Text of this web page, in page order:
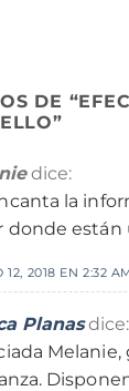
DE “
”
dice:
la
donde están
12, 2018 EN 2:32
Planas dice:
Melanie,